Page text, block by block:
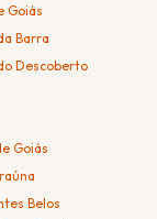
Goiás
Barra
Descoberto
Goiás
Belos